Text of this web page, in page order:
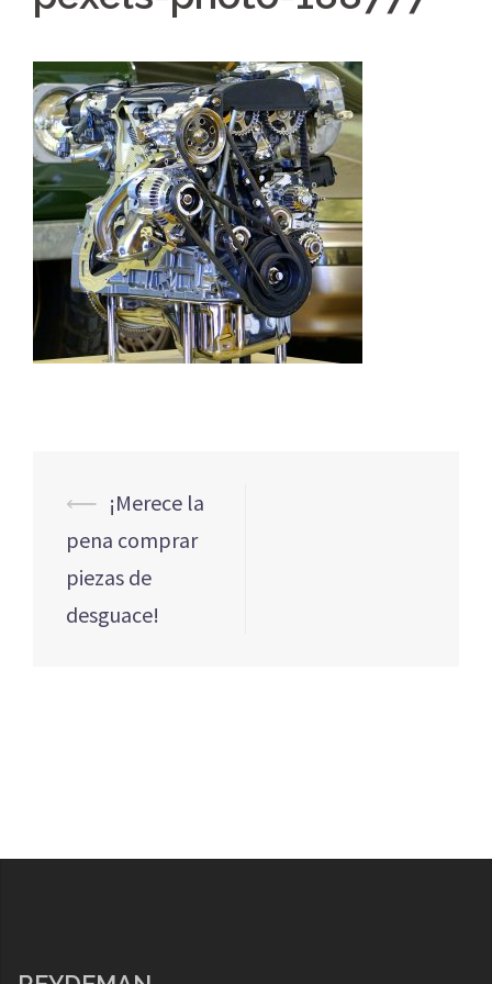
Navegación
de
entradas
⟵ ¡Merece la
pena comprar
piezas de
desguace!